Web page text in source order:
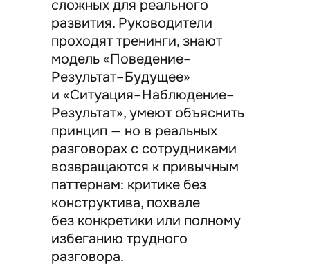
сложных для реального
развития. Руководители
проходят тренинги, знают
модель «Поведение–
Результат–Будущее»
и «Ситуация–Наблюдение–
Результат», умеют объяснить
принцип — но в реальных
разговорах с сотрудниками
возвращаются к привычным
паттернам: критике без
конструктива, похвале
без конкретики или полному
избеганию трудного
разговора.